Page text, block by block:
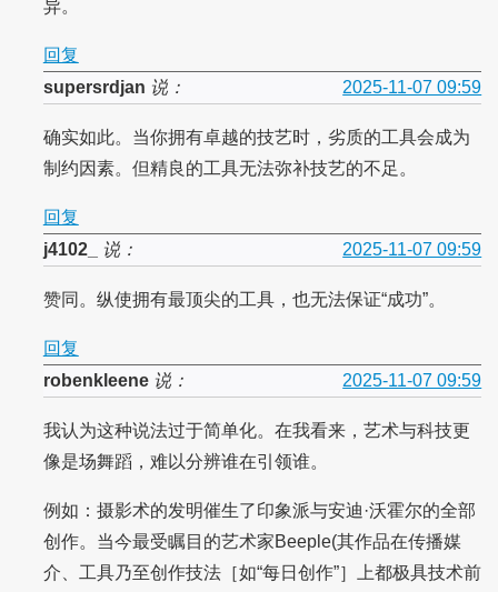
异。
回复
supersrdjan 说： 2025-11-07 09:59
确实如此。当你拥有卓越的技艺时，劣质的工具会成为
制约因素。但精良的工具无法弥补技艺的不足。
回复
j4102_
说： 2025-11-07 09:59
赞同。纵使拥有最顶尖的工具，也无法保证“成功”。
回复
robenkleene说： 2025-11-07 09:59
我认为这种说法过于简单化。在我看来，艺术与科技更
像是场舞蹈，难以分辨谁在引领谁。
例如：摄影术的发明催生了印象派与安迪·沃霍尔的全部
创作。当今最受瞩目的艺术家Beeple(其作品在传播媒
介、工具乃至创作技法［如“每日创作”］上都极具技术前